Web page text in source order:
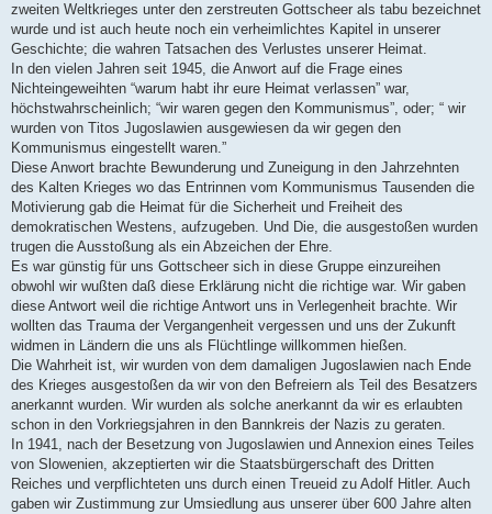
zweiten Weltkrieges unter den zerstreuten Gottscheer als tabu bezeichnet
wurde und ist auch heute noch ein verheimlichtes Kapitel in unserer
Geschichte; die wahren Tatsachen des Verlustes unserer Heimat.
In den vielen Jahren seit 1945, die Anwort auf die Frage eines
Nichteingeweihten “warum habt ihr eure Heimat verlassen” war,
höchstwahrscheinlich; “wir waren gegen den Kommunismus”, oder; “ wir
wurden von Titos Jugoslawien ausgewiesen da wir gegen den
Kommunismus eingestellt waren.”
Diese Anwort brachte Bewunderung und Zuneigung in den Jahrzehnten
des Kalten Krieges wo das Entrinnen vom Kommunismus Tausenden die
Motivierung gab die Heimat für die Sicherheit und Freiheit des
demokratischen Westens, aufzugeben. Und Die, die ausgestoßen wurden
trugen die Ausstoßung als ein Abzeichen der Ehre.
Es war günstig für uns Gottscheer sich in diese Gruppe einzureihen
obwohl wir wußten daß diese Erklärung nicht die richtige war. Wir gaben
diese Antwort weil die richtige Antwort uns in Verlegenheit brachte. Wir
wollten das Trauma der Vergangenheit vergessen und uns der Zukunft
widmen in Ländern die uns als Flüchtlinge willkommen hießen.
Die Wahrheit ist, wir wurden von dem damaligen Jugoslawien nach Ende
des Krieges ausgestoßen da wir von den Befreiern als Teil des Besatzers
anerkannt wurden. Wir wurden als solche anerkannt da wir es erlaubten
schon in den Vorkriegsjahren in den Bannkreis der Nazis zu geraten.
In 1941, nach der Besetzung von Jugoslawien und Annexion eines Teiles
von Slowenien, akzeptierten wir die Staatsbürgerschaft des Dritten
Reiches und verpflichteten uns durch einen Treueid zu Adolf Hitler. Auch
gaben wir Zustimmung zur Umsiedlung aus unserer über 600 Jahre alten